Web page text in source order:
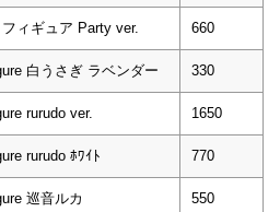
ィギュア Party ver. 660
白うさぎ ラベンダー 330
rurudo ver. 1650
rurudo ﾎﾜｲﾄ 770
巡音ルカ 550